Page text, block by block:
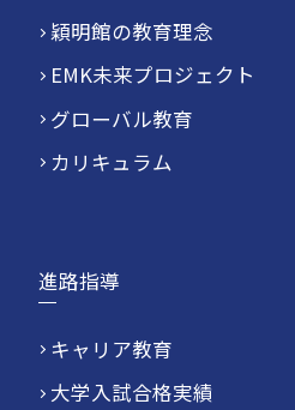
穎明館の教育理念
EMK未来プロジェクト
グローバル教育
カリキュラム
進路指導
キャリア教育
大学入試合格実績